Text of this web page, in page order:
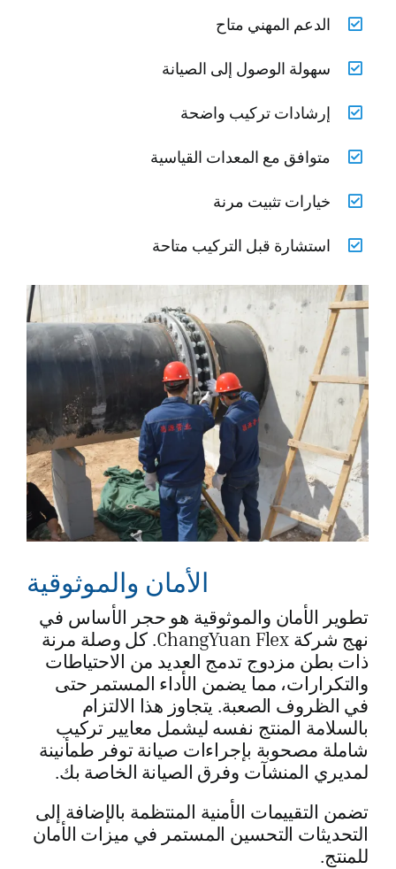
الدعم المهني متاح
سهولة الوصول إلى الصيانة
إرشادات تركيب واضحة
متوافق مع المعدات القياسية
خيارات تثبيت مرنة
استشارة قبل التركيب متاحة
الأمان والموثوقية
تطوير الأمان والموثوقية هو حجر الأساس في
نهج شركة ChangYuan Flex. كل وصلة مرنة
ذات بطن مزدوج تدمج العديد من الاحتياطات
والتكرارات، مما يضمن الأداء المستمر حتى
في الظروف الصعبة. يتجاوز هذا الالتزام
بالسلامة المنتج نفسه ليشمل معايير تركيب
شاملة مصحوبة بإجراءات صيانة توفر طمأنينة
لمديري المنشآت وفرق الصيانة الخاصة بك.
تضمن التقييمات الأمنية المنتظمة بالإضافة إلى
التحديثات التحسين المستمر في ميزات الأمان
للمنتج.